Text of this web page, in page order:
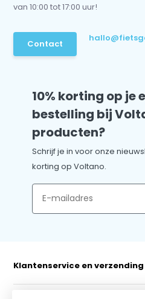
van 10:00 tot 17:00 uur!
Contact
10% korting op je
bestelling bij
producten?
Schrijf je in voor onze
korting op Voltano.
Email
Klantenservice en verzending